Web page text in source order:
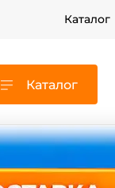
Каталог
Каталог